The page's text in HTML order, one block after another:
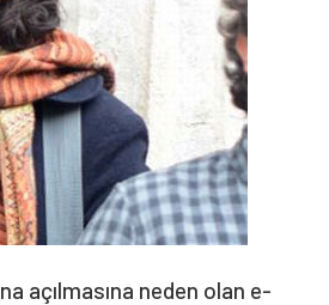
na açılmasına neden olan e-